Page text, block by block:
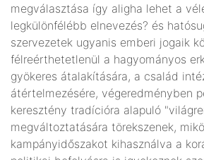
megválasztása így aligha lehet a
legkülönfélébb elnevezés? és
szervezetek ugyanis emberi jogaik
félreérthetetlenül a hagyományos
gyökeres átalakítására, a család
átértelmezésére, végeredményben
keresztény tradícióra alapuló
megváltoztatására törekszenek,
kampányidőszakot kihasználva a